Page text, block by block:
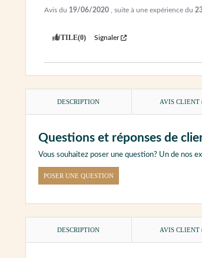
Avis du 19/06/2020 , suite à une expérience du
UTILE(0) Signaler
DESCRIPTION AVIS CLIENT
Questions et réponses de
Vous souhaitez poser une question? Un de nos
POSER UNE QUESTION
DESCRIPTION AVIS CLIENT